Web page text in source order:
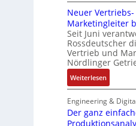
s
i
t
i
v
e
M
o
m
e
n
o
n
b
r
i
k
m
t
e
c
h
n
k
G
a
s
s
a
u
l
t
S
y
s
Neuer
Marketingleiter
Seit Juni
Rossdeutscher
Vertrieb und
Nördlinger
Weiterlesen:
N
e
u
e
Engineering &
Der ganz